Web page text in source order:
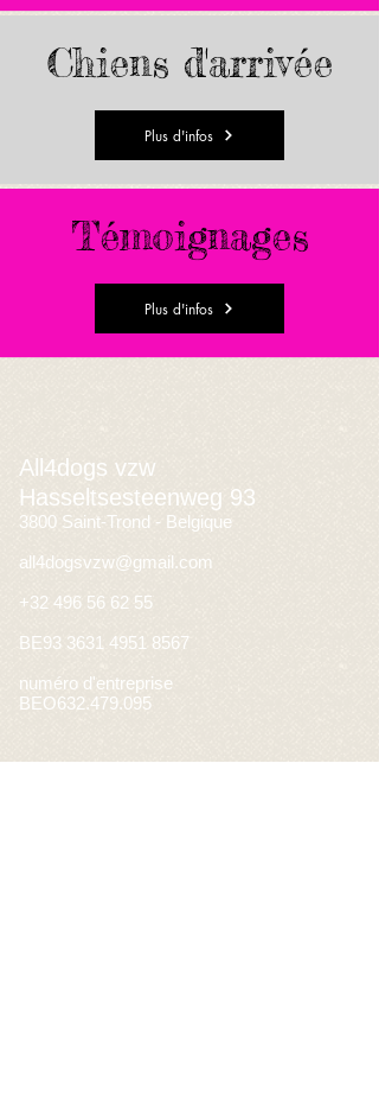
Chiens d'arrivée
Plus d'infos
Témoignages
Plus d'infos
All4dogs vzw
Hasseltsesteenweg 93
3800 Saint-Trond - Belgique
all4dogsvzw@gmail.com
+32 496 56 62 55
BE93 3631 4951 8567
numéro d'entreprise
BEO632.479.095